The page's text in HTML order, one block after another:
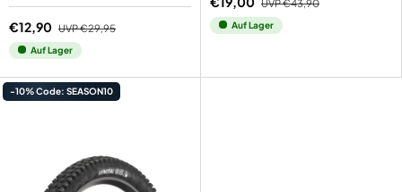
€12,90 UVP€29,95
Auf Lager
UVP€43,90
Auf Lager
-10% Code: SEASON10